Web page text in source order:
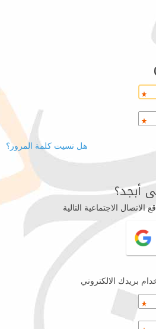
هل نسيت كلمة المرور؟
أبجد؟
الاجتماعية التالية
بريدك الالكتروني